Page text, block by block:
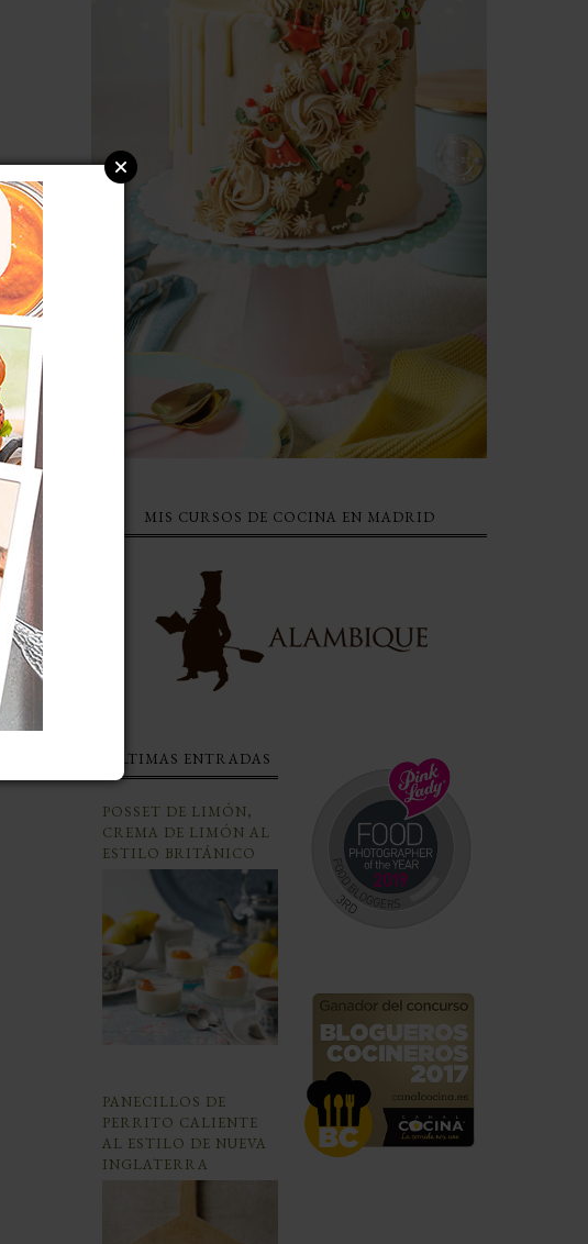
MIS CURSOS DE COCINA EN MADRID
ÚLTIMAS ENTRADAS
POSSET DE LIMÓN,
CREMA DE LIMÓN AL
ESTILO BRITÁNICO
PANECILLOS DE
PERRITO CALIENTE
AL ESTILO DE NUEVA
INGLATERRA